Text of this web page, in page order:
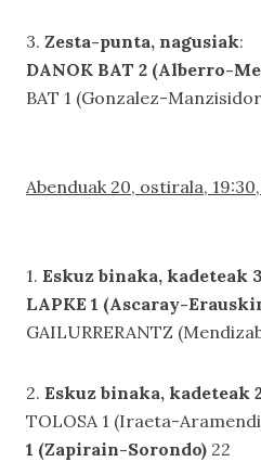
3. Zesta-punta, nagusiak:
DANOK BAT 2 (Alberro-
BAT 1 (Gonzalez-
Abenduak 20, ostirala,
1. Eskuz binaka, kadeteak
LAPKE 1 (Ascaray-
GAILURRERANTZ
2. Eskuz binaka, kadeteak
TOLOSA 1 (Iraeta-
1 (Zapirain-Sorondo) 22